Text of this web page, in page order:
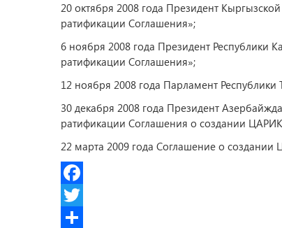
20 октября 2008 года Президент
ратификации Соглашения»;
6 ноября 2008 года Президент Республики
ратификации Соглашения»;
12 ноября 2008 года Парламент
30 декабря 2008 года Президент
ратификации Соглашения о создании
22 марта 2009 года Соглашение о создании
Facebook
Twitter